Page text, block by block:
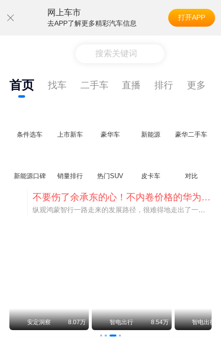
网上车市
去APP了解更多精彩汽车信息
打开APP
搜索关键词
首页 找车 二手车 直播 排行 更多
条件选车 上市新车 豪华车 新能源 豪华二手车
新能源口碑 销量排行 热门SUV 皮卡车 对比
不要伤了余承东的心！不内卷价格的华为，弥足珍贵！
安定洞察 8.07万 智电出行 8.54万 智电出行